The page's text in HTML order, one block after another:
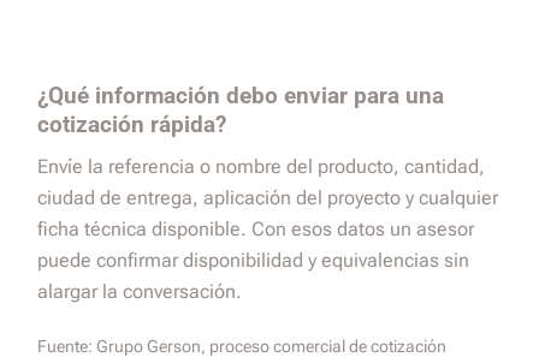
¿Qué información debo enviar para una
cotización rápida?
Envíe la referencia o nombre del producto, cantidad,
ciudad de entrega, aplicación del proyecto y cualquier
ficha técnica disponible. Con esos datos un asesor
puede confirmar disponibilidad y equivalencias sin
alargar la conversación.
Fuente: Grupo Gerson, proceso comercial de cotización